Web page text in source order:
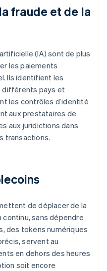
fraude et de la
(IA) sont de plus
les paiements
Ils identifient les
différents pays et
les contrôles d’identité
aux prestataires de
aux juridictions dans
transactions.
de déplacer de la
continu, sans dépendre
des tokens numériques
servent au
en dehors des heures
soit encore